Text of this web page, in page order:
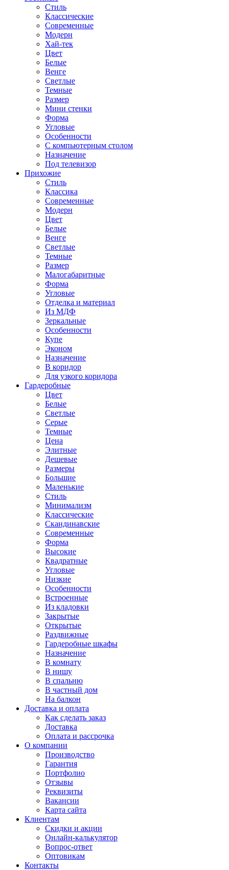
Стиль
Классические
Современные
Модерн
Хай-тек
Цвет
Белые
Венге
Светлые
Темные
Размер
Мини стенки
Форма
Угловые
Особенности
С компьютерным столом
Назначение
Под телевизор
Прихожие
Стиль
Классика
Современные
Модерн
Цвет
Белые
Венге
Светлые
Темные
Размер
Малогабаритные
Форма
Угловые
Отделка и материал
Из МДФ
Зеркальные
Особенности
Купе
Эконом
Назначение
В коридор
Для узкого коридора
Гардеробные
Цвет
Белые
Светлые
Серые
Темные
Цена
Элитные
Дешевые
Размеры
Большие
Маленькие
Стиль
Минимализм
Классические
Скандинавские
Современные
Форма
Высокие
Квадратные
Угловые
Низкие
Особенности
Встроенные
Из кладовки
Закрытые
Открытые
Раздвижные
Гардеробные шкафы
Назначение
В комнату
В нишу
В спальню
В частный дом
На балкон
Доставка и оплата
Как сделать заказ
Доставка
Оплата и рассрочка
О компании
Производство
Гарантия
Портфолио
Отзывы
Реквизиты
Вакансии
Карта сайта
Клиентам
Скидки и акции
Онлайн-калькулятор
Вопрос-ответ
Оптовикам
Контакты